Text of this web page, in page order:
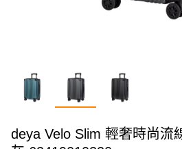
deya Velo Slim 輕奢時尚流